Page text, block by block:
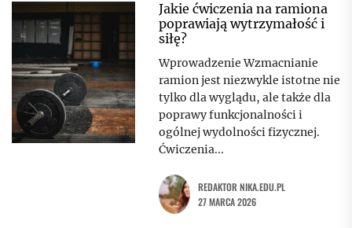
Jakie ćwiczenia na ramiona
poprawiają wytrzymałość i
siłę?
Wprowadzenie Wzmacnianie
ramion jest niezwykle istotne nie
tylko dla wyglądu, ale także dla
poprawy funkcjonalności i
ogólnej wydolności fizycznej.
Ćwiczenia...
REDAKTOR NIKA.EDU.PL
27 MARCA 2026